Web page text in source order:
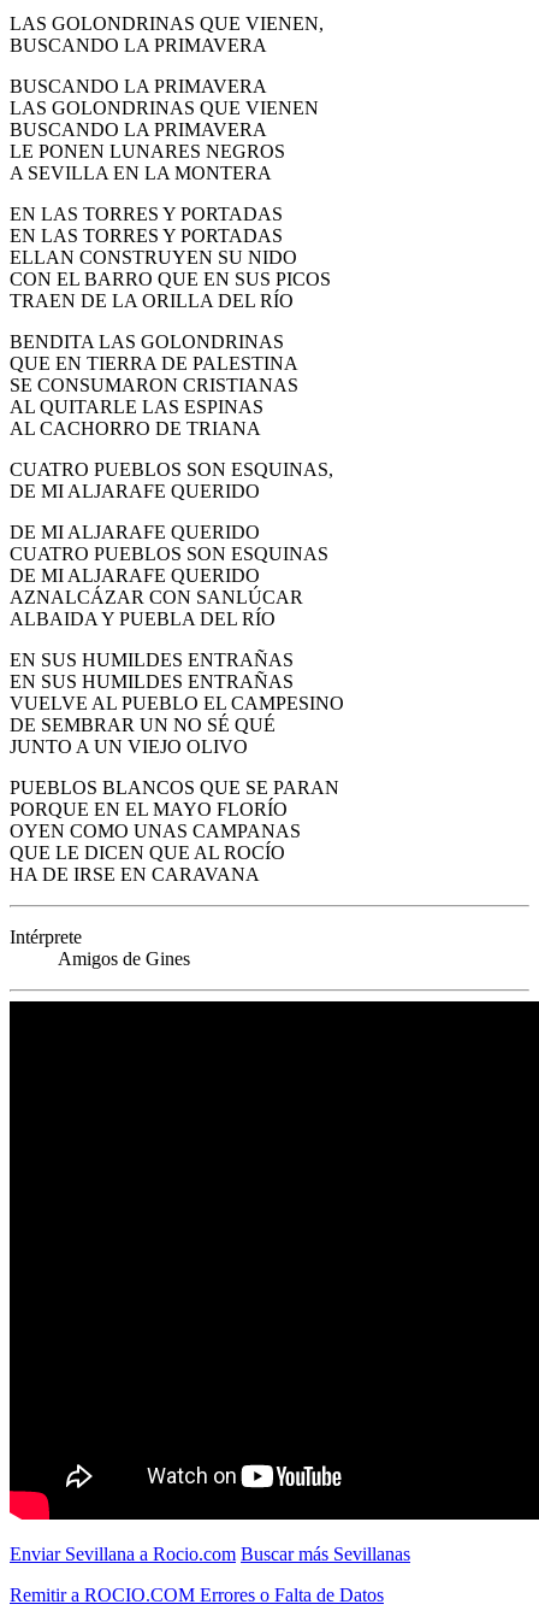
LAS GOLONDRINAS QUE VIENEN,
BUSCANDO LA PRIMAVERA
BUSCANDO LA PRIMAVERA
LAS GOLONDRINAS QUE VIENEN
BUSCANDO LA PRIMAVERA
LE PONEN LUNARES NEGROS
A SEVILLA EN LA MONTERA
EN LAS TORRES Y PORTADAS
EN LAS TORRES Y PORTADAS
ELLAN CONSTRUYEN SU NIDO
CON EL BARRO QUE EN SUS PICOS
TRAEN DE LA ORILLA DEL RÍO
BENDITA LAS GOLONDRINAS
QUE EN TIERRA DE PALESTINA
SE CONSUMARON CRISTIANAS
AL QUITARLE LAS ESPINAS
AL CACHORRO DE TRIANA
CUATRO PUEBLOS SON ESQUINAS,
DE MI ALJARAFE QUERIDO
DE MI ALJARAFE QUERIDO
CUATRO PUEBLOS SON ESQUINAS
DE MI ALJARAFE QUERIDO
AZNALCÁZAR CON SANLÚCAR
ALBAIDA Y PUEBLA DEL RÍO
EN SUS HUMILDES ENTRAÑAS
EN SUS HUMILDES ENTRAÑAS
VUELVE AL PUEBLO EL CAMPESINO
DE SEMBRAR UN NO SÉ QUÉ
JUNTO A UN VIEJO OLIVO
PUEBLOS BLANCOS QUE SE PARAN
PORQUE EN EL MAYO FLORÍO
OYEN COMO UNAS CAMPANAS
QUE LE DICEN QUE AL ROCÍO
HA DE IRSE EN CARAVANA
Intérprete
Amigos de Gines
Enviar Sevillana a Rocio.com Buscar más Sevillanas
Remitir a ROCIO.COM Errores o Falta de Datos